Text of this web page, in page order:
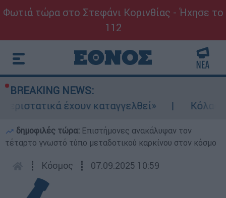
Φωτιά τώρα στο Στεφάνι Κορινθίας - Ήχησε το
112
BREAKING NEWS:
έχουν καταγγελθεί»
Κόλαφος ΟΟΣΑ:
δημοφιλές τώρα: Επιστήμονες ανακάλυψαν τον
τέταρτο γνωστό τύπο μεταδοτικού καρκίνου στον κόσμο
┋ Κόσμος ┋ 07.09.2025 10:59